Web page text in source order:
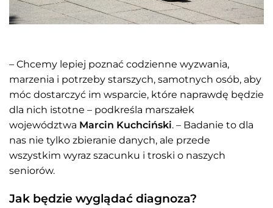
– Chcemy lepiej poznać codzienne wyzwania,
marzenia i potrzeby starszych, samotnych osób, aby
móc dostarczyć im wsparcie, które naprawdę będzie
dla nich istotne – podkreśla marszałek
województwa Marcin Kuchciński. – Badanie to dla
nas nie tylko zbieranie danych, ale przede
wszystkim wyraz szacunku i troski o naszych
seniorów.
Jak będzie wyglądać diagnoza?